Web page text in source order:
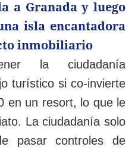
a Granada y luego
isla encantadora
inmobiliario
la ciudadanía
turístico si co-invierte
en un resort, lo que le
La ciudadanía solo
pasar controles de